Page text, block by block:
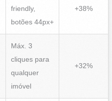
friendly,
botões 44px+
+38%
Máx. 3
cliques para
qualquer
imóvel
+32%